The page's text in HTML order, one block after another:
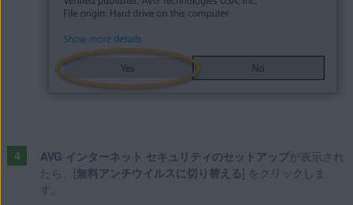
AVG インターネット セキュリティのセットアップが表示され
たら、[無料アンチウイルスに切り替える] をクリックしま
す。